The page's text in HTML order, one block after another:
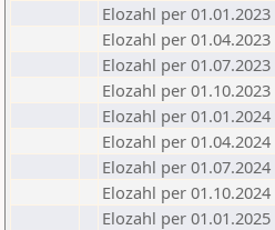
Elozahl per 01.01.2023
Elozahl per 01.04.2023
Elozahl per 01.07.2023
Elozahl per 01.10.2023
Elozahl per 01.01.2024
Elozahl per 01.04.2024
Elozahl per 01.07.2024
Elozahl per 01.10.2024
Elozahl per 01.01.2025